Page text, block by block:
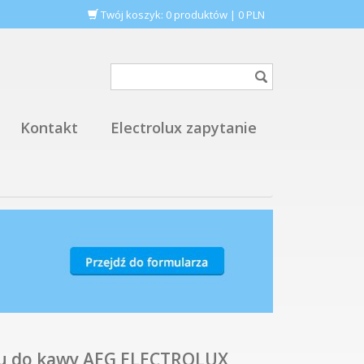
Twój koszyk: 0 produktów | 0 PLN
Kontakt Electrolux zapytanie
kawy AEG ELECTROLUX